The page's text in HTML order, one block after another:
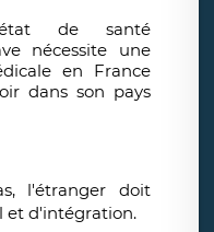
de santé
nécessite une
en France
dans son pays
l'étranger doit
et d'intégration.